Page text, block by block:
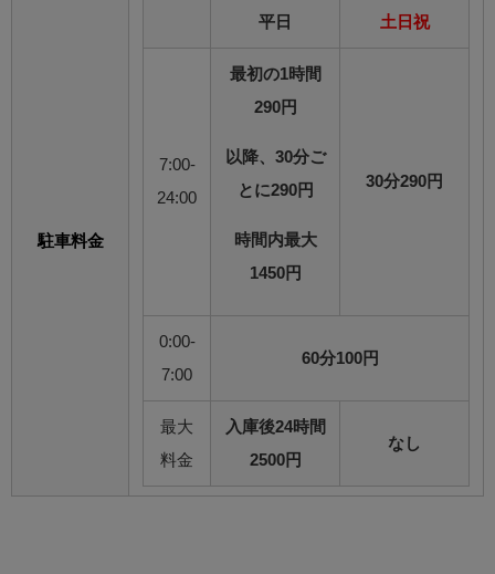
駐車料金
平日 土日祝
7:00-
24:00
最初の1時間
290円
以降、30分ご
とに290円
時間内最大
1450円
30分290円
0:00-
7:00
60分100円
最大
料金
入庫後24時間
2500円
なし